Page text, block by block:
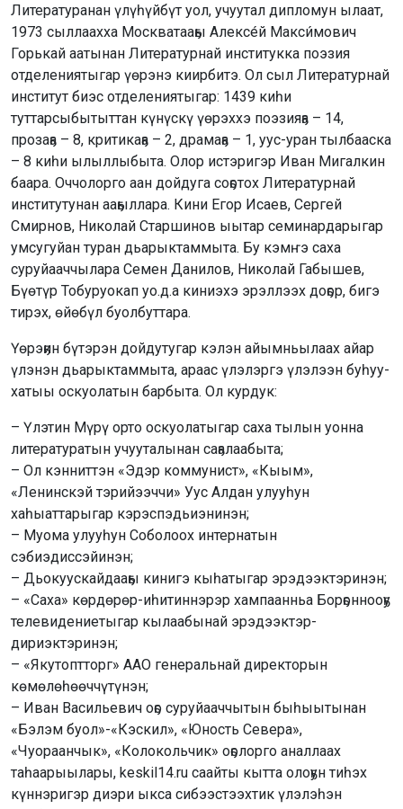
Литературанан үлүһүйбүт уол, учуутал дипломун ылаат,
1973 сыллаахха Москватааҕы Алексе́й Макси́мович
Горькай аатынан Литературнай институкка поэзия
отделениятыгар үөрэнэ киирбитэ. Ол сыл Литературнай
институт биэс отделениятыгар: 1439 киһи
туттарсыбытыттан күнүскү үөрэххэ поэзияҕа – 14,
прозаҕа – 8, критикаҕа – 2, драмаҕа – 1, уус-уран тылбааска
– 8 киһи ылыллыбыта. Олор истэригэр Иван Мигалкин
баара. Оччолорго аан дойдуга соҕотох Литературнай
институтунан ааҕыллара. Кини Егор Исаев, Сергей
Смирнов, Николай Старшинов ыытар семинардарыгар
умсугуйан туран дьарыктаммыта. Бу кэмҥэ саха
суруйааччылара Семен Данилов, Николай Габышев,
Бүөтүр Тобуруокап уо.д.а киниэхэ эрэллээх доҕор, бигэ
тирэх, өйөбүл буолбуттара.
Үөрэҕин бүтэрэн дойдутугар кэлэн айымньылаах айар
үлэнэн дьарыктаммыта, араас үлэлэргэ үлэлээн буһуу-
хатыы оскуолатын барбыта. Ол курдук:
– Үлэтин Мүрү орто оскуолатыгар саха тылын уонна
литературатын учууталынан саҕалаабыта;
– Ол кэнниттэн «Эдэр коммунист», «Кыым»,
«Ленинскэй тэрийээччи» Уус Алдан улууһун
хаһыаттарыгар кэрэспэдьиэнинэн;
– Муома улууһун Соболоох интернатын
сэбиэдиссэйинэн;
– Дьокуускайдааҕы кинигэ кыһатыгар эрэдээктэринэн;
– «Саха» көрдөрөр-иһитиннэрэр хампаанньа Борҕоннооҕу
телевидениетыгар кылаабынай эрэдээктэр-
дириэктэринэн;
– «Якутоптторг» ААО генеральнай директорын
көмөлөһөөччүтүнэн;
– Иван Васильевич оҕо суруйааччытын быһыытынан
«Бэлэм буол»-«Кэскил», «Юность Севера»,
«Чуораанчык», «Колокольчик» оҕолорго аналлаах
таһаарыылары, keskil14.ru саайты кытта олоҕун тиһэх
күннэригэр диэри ыкса сибээстээхтик үлэлэһэн